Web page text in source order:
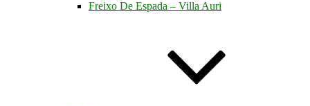
Freixo De Espada – Villa Auri